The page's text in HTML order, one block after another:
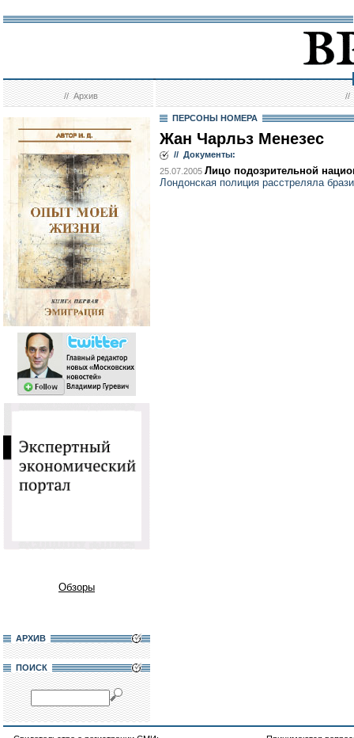
//Архив //
Обзоры
АРХИВ
ПОИСК
ПЕРСОНЫ НОМЕРА
Жан Чарльз Менезес
// Документы:
25.07.2005 Лицо подозрительной
Лондонская полиция расстреляла